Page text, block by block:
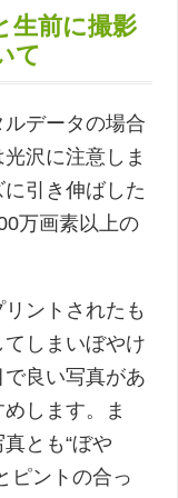
生前に撮影
て
データの場合
沢に注意しま
引き伸ばした
万画素以上の
ントされたも
しまいぼやけ
良い写真があ
します。ま
とも“ぼや
ピントの合っ